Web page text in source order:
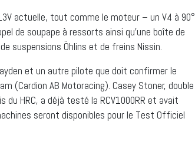
actuelle, tout comme le moteur – un V4 à 90°
de soupape à ressorts ainsi qu’une boîte de
suspensions Öhlins et de freins Nissin.
et un autre pilote que doit confirmer le
(Cardion AB Motoracing). Casey Stoner, double
du HRC, a déjà testé la RCV1000RR et avait
seront disponibles pour le Test Officiel